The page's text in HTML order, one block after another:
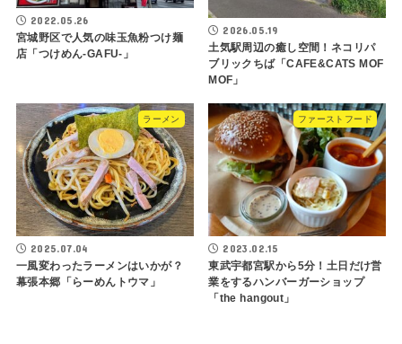
2022.05.26
宮城野区で人気の味玉魚粉つけ麺
店「つけめん-GAFU-」
2026.05.19
土気駅周辺の癒し空間！ネコリパ
ブリックちば「CAFE&CATS MOF
MOF」
ラーメン
2025.07.04
一風変わったラーメンはいかが？
幕張本郷「らーめんトウマ」
ファーストフード
2023.02.15
東武宇都宮駅から5分！土日だけ営
業をするハンバーガーショップ
「the hangout」